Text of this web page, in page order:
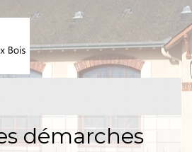
démarches